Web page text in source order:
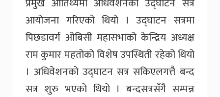
आयोजना गरिएको थियो । उद्घाटन सत्रमा
पिछडावर्ग ओबिसी महासभाको केन्द्रिय अध्यक्ष
राम कुमार महतोको विशेष उपस्थिती रहेको थियो
। अधिवेशनको उद्घाटन सत्र सकिएलगत्तै बन्द
सत्र शुरु भएको थियो । बन्दसत्रसँगै सम्पन्न